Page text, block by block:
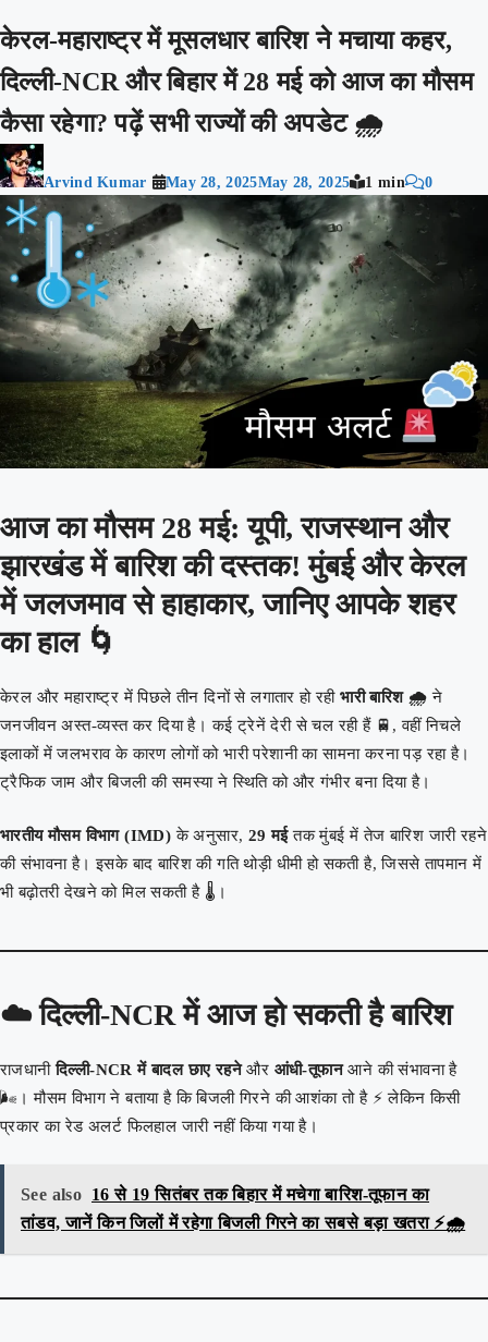
केरल-महाराष्ट्र में मूसलधार बारिश ने मचाया कहर,
दिल्ली-NCR और बिहार में 28 मई को आज का मौसम
कैसा रहेगा? पढ़ें सभी राज्यों की अपडेट 🌧️
Arvind Kumar May 28, 2025May 28, 2025 1 min 0
आज का मौसम 28 मई: यूपी, राजस्थान और
झारखंड में बारिश की दस्तक! मुंबई और केरल
में जलजमाव से हाहाकार, जानिए आपके शहर
का हाल 🌀
केरल और महाराष्ट्र में पिछले तीन दिनों से लगातार हो रहीभारी बारिश 🌧️ ने
जनजीवन अस्त-व्यस्त कर दिया है। कई ट्रेनें देरी से चल रही हैं 🚆, वहीं निचले
इलाकों में जलभराव के कारण लोगों को भारी परेशानी का सामना करना पड़ रहा है।
ट्रैफिक जाम और बिजली की समस्या ने स्थिति को और गंभीर बना दिया है।
भारतीय मौसम विभाग (IMD) के अनुसार, 29 मईतक मुंबई में तेज बारिश जारी रहने
की संभावना है। इसके बाद बारिश की गति थोड़ी धीमी हो सकती है, जिससे तापमान में
भी बढ़ोतरी देखने को मिल सकती है 🌡️।
☁️दिल्ली-NCR में आज हो सकती है बारिश
राजधानीदिल्ली-NCR में बादल छाए रहनेऔर आंधी-तूफानआने की संभावना है
🌬️। मौसम विभाग ने बताया है कि बिजली गिरने की आशंका तो है ⚡ लेकिन किसी
प्रकार का रेड अलर्ट फिलहाल जारी नहीं किया गया है।
See also 16 से 19 सितंबर तक बिहार में मचेगा बारिश-तूफान का
तांडव, जानें किन जिलों में रहेगा बिजली गिरने का सबसे बड़ा खतरा ⚡🌧️